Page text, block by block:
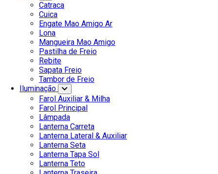
Catraca
Cuica
Engate Mao Amigo Ar
Lona
Mangueira Mao Amigo
Pastilha de Freio
Rebite
Sapata Freio
Tambor de Freio
Iluminação
Farol Auxiliar & Milha
Farol Principal
Lâmpada
Lanterna Carreta
Lanterna Lateral & Auxiliar
Lanterna Seta
Lanterna Tapa Sol
Lanterna Teto